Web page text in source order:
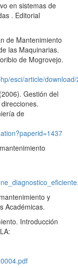
en sistemas de
. Editorial
de Mantenimiento
las Maquinarias.
de Mogrovejo.
esci/article/
Gestión del
de
y
Académicas.
Introducción